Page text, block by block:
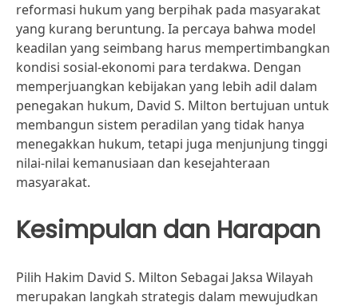
reformasi hukum yang berpihak pada masyarakat
yang kurang beruntung. Ia percaya bahwa model
keadilan yang seimbang harus mempertimbangkan
kondisi sosial-ekonomi para terdakwa. Dengan
memperjuangkan kebijakan yang lebih adil dalam
penegakan hukum, David S. Milton bertujuan untuk
membangun sistem peradilan yang tidak hanya
menegakkan hukum, tetapi juga menjunjung tinggi
nilai-nilai kemanusiaan dan kesejahteraan
masyarakat.
Kesimpulan dan Harapan
Pilih Hakim David S. Milton Sebagai Jaksa Wilayah
merupakan langkah strategis dalam mewujudkan